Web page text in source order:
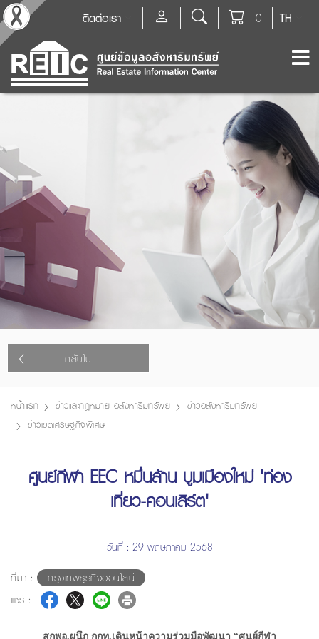
TH
0
ติดต่อเรา
กลับไป
หน้าแรก ข่าวและกฎหมาย อสังหาริมทรัพย์
ข่าวอสังหาริมทรัพย์
ข่าวเขตเศรษฐกิจพิเศษ
ศูนย์กีฬา EEC หมื่นล้าน บูมเมืองใหม่ 'ท่อง
เที่ยว-คอนเสิร์ต'
วันที่ : 29 พฤษภาคม 2568
ที่มา :
กรุงเทพธุรกิจออนไลน์
แชร์ :
สกพอ.ผนึก กกท.เดินหน้าความร่วมมือพัฒนา “ศูนย์กีฬา